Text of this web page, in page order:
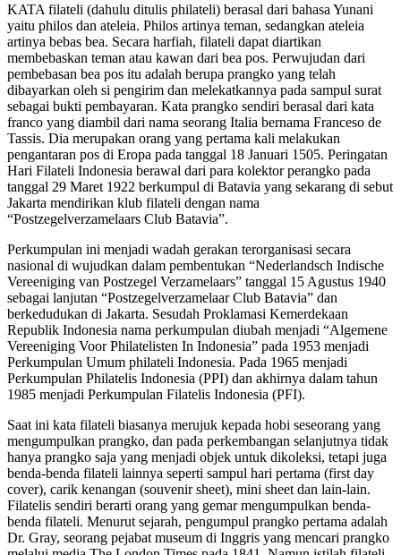
KATA filateli (dahulu ditulis philateli) berasal dari bahasa Yunani
yaitu philos dan ateleia. Philos artinya teman, sedangkan ateleia
artinya bebas bea. Secara harfiah, filateli dapat diartikan
membebaskan teman atau kawan dari bea pos. Perwujudan dari
pembebasan bea pos itu adalah berupa prangko yang telah
dibayarkan oleh si pengirim dan melekatkannya pada sampul surat
sebagai bukti pembayaran. Kata prangko sendiri berasal dari kata
franco yang diambil dari nama seorang Italia bernama Franceso de
Tassis. Dia merupakan orang yang pertama kali melakukan
pengantaran pos di Eropa pada tanggal 18 Januari 1505. Peringatan
Hari Filateli Indonesia berawal dari para kolektor perangko pada
tanggal 29 Maret 1922 berkumpul di Batavia yang sekarang di sebut
Jakarta mendirikan klub filateli dengan nama
“Postzegelverzamelaars Club Batavia”.
Perkumpulan ini menjadi wadah gerakan terorganisasi secara
nasional di wujudkan dalam pembentukan “Nederlandsch Indische
Vereeniging van Postzegel Verzamelaars” tanggal 15 Agustus 1940
sebagai lanjutan “Postzegelverzamelaar Club Batavia” dan
berkedudukan di Jakarta. Sesudah Proklamasi Kemerdekaan
Republik Indonesia nama perkumpulan diubah menjadi “Algemene
Vereeniging Voor Philatelisten In Indonesia” pada 1953 menjadi
Perkumpulan Umum philateli Indonesia. Pada 1965 menjadi
Perkumpulan Philatelis Indonesia (PPI) dan akhirnya dalam tahun
1985 menjadi Perkumpulan Filatelis Indonesia (PFI).
Saat ini kata filateli biasanya merujuk kepada hobi seseorang yang
mengumpulkan prangko, dan pada perkembangan selanjutnya tidak
hanya prangko saja yang menjadi objek untuk dikoleksi, tetapi juga
benda-benda filateli lainnya seperti sampul hari pertama (first day
cover), carik kenangan (souvenir sheet), mini sheet dan lain-lain.
Filatelis sendiri berarti orang yang gemar mengumpulkan benda-
benda filateli. Menurut sejarah, pengumpul prangko pertama adalah
Dr. Gray, seorang pejabat museum di Inggris yang mencari prangko